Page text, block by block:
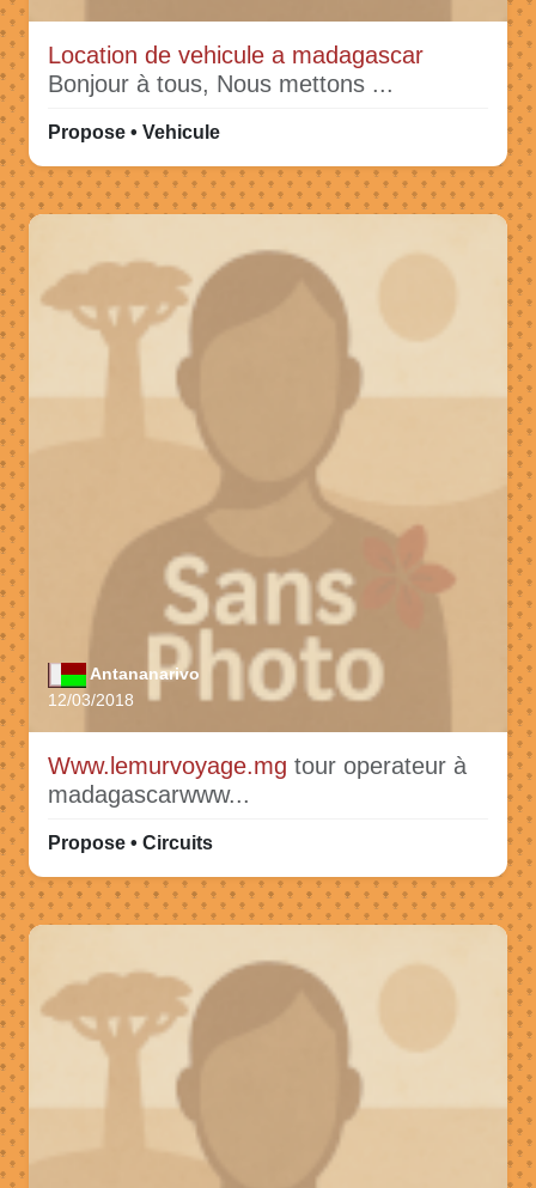
Location de vehicule a madagascar
Bonjour à tous, Nous mettons ...
Propose • Vehicule
Antananarivo
12/03/2018
Www.lemurvoyage.mg tour operateur à
madagascarwww...
Propose • Circuits